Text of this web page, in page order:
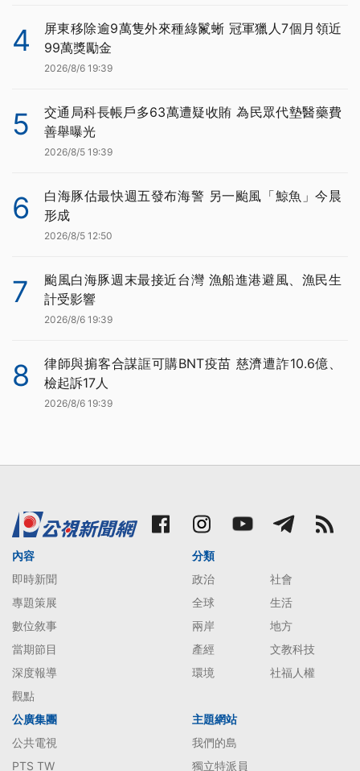
4
屏東移除逾9萬隻外來種綠鬣蜥 冠軍獵人7個月領近
99萬獎勵金
2026/8/6 19:39
5
交通局科長帳戶多63萬遭疑收賄 為民眾代墊醫藥費
善舉曝光
2026/8/5 19:39
6
白海豚估最快週五發布海警 另一颱風「鯨魚」今晨
形成
2026/8/5 12:50
7
颱風白海豚週末最接近台灣 漁船進港避風、漁民生
計受影響
2026/8/6 19:39
8
律師與掮客合謀誆可購BNT疫苗 慈濟遭詐10.6億、
檢起訴17人
2026/8/6 19:39
內容
即時新聞
專題策展
數位敘事
當期節目
深度報導
觀點
分類
政治
社會
全球
生活
兩岸
地方
產經
文教科技
環境
社福人權
公廣集團
公共電視
PTS TW
主題網站
我們的島
獨立特派員